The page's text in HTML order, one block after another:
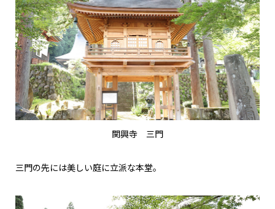
関興寺 三門
三門の先には美しい庭に立派な本堂。